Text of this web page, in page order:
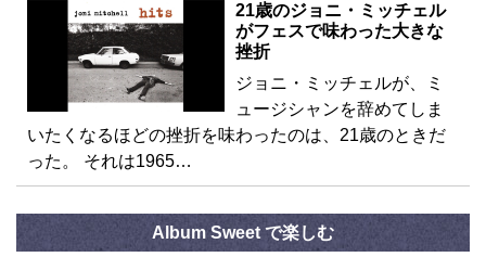
21歳のジョニ・ミッチェル
がフェスで味わった大きな
挫折
ジョニ・ミッチェルが、ミ
ュージシャンを辞めてしま
いたくなるほどの挫折を味わったのは、21歳のときだ
った。 それは1965…
Album Sweet で楽しむ